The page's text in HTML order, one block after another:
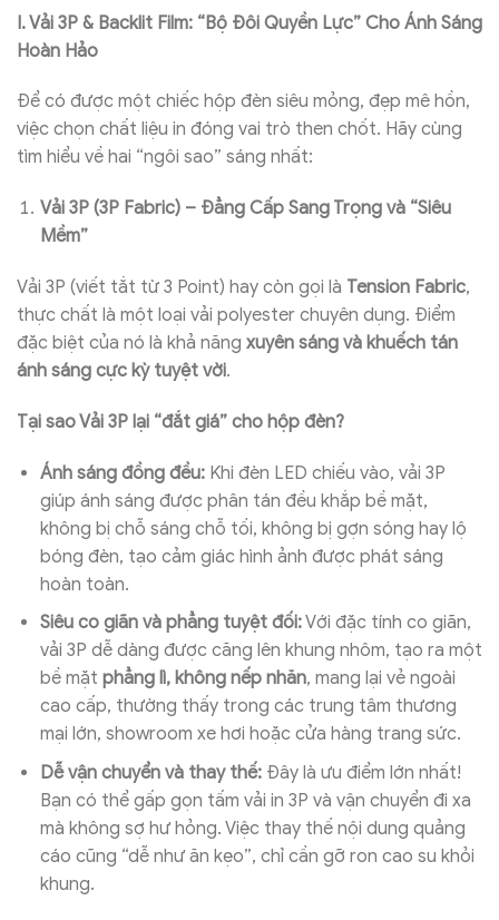
I. Vải 3P & Backlit Film: “Bộ Đôi Quyền Lực” Cho Ánh Sáng
Hoàn Hảo
Để có được một chiếc hộp đèn siêu mỏng, đẹp mê hồn,
việc chọn chất liệu in đóng vai trò then chốt. Hãy cùng
tìm hiểu về hai “ngôi sao” sáng nhất:
Vải 3P (3P Fabric) – Đẳng Cấp Sang Trọng và “Siêu
Mềm”
Vải 3P (viết tắt từ 3 Point) hay còn gọi là Tension Fabric,
thực chất là một loại vải polyester chuyên dụng. Điểm
đặc biệt của nó là khả năng xuyên sáng và khuếch tán
ánh sáng cực kỳ tuyệt vời.
Tại sao Vải 3P lại “đắt giá” cho hộp đèn?
Ánh sáng đồng đều:Khi đèn LED chiếu vào, vải 3P
giúp ánh sáng được phân tán đều khắp bề mặt,
không bị chỗ sáng chỗ tối, không bị gợn sóng hay lộ
bóng đèn, tạo cảm giác hình ảnh được phát sáng
hoàn toàn.
Siêu co giãn và phẳng tuyệt đối:Với đặc tính co giãn,
vải 3P dễ dàng được căng lên khung nhôm, tạo ra một
bề mặt phẳng lì, không nếp nhăn, mang lại vẻ ngoài
cao cấp, thường thấy trong các trung tâm thương
mại lớn, showroom xe hơi hoặc cửa hàng trang sức.
Dễ vận chuyển và thay thế:Đây là ưu điểm lớn nhất!
Bạn có thể gấp gọn tấm vải in 3P và vận chuyển đi xa
mà không sợ hư hỏng. Việc thay thế nội dung quảng
cáo cũng “dễ như ăn kẹo”, chỉ cần gỡ ron cao su khỏi
khung.